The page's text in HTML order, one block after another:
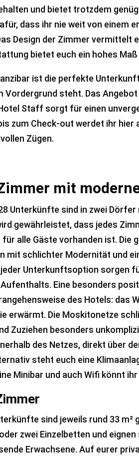
und bietet trotzdem
dass ihr nie weit von einem
Design der Zimmer vermittelt
bietet euch ein hohes
ist die perfekte
Vordergrund steht. Das
Staff sorgt für einen
zum Check-out werdet ihr
Zügen.
mit
Unterkünfte sind in zwei
gewährleistet, dass jedes
für alle Gäste vorhanden ist. Die
mit schlichter Modernität und
Unterkunftsoption sorgen
Eine besonders
des Hotels: das
erwärmt. Die Moskitonetze
Zuziehen besonders
des Netzes, direkt über
steht euch eine
Minibar und auch Wifi könnt
sind jeweils rund 33 m²
zwei Einzelbetten und
Erwachsene. Auf eurer